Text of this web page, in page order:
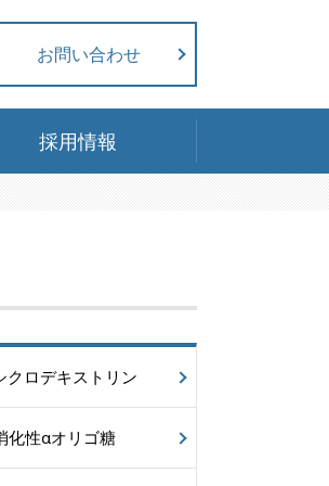
お問い合わせ
採用情報
クロデキストリン
化性αオリゴ糖